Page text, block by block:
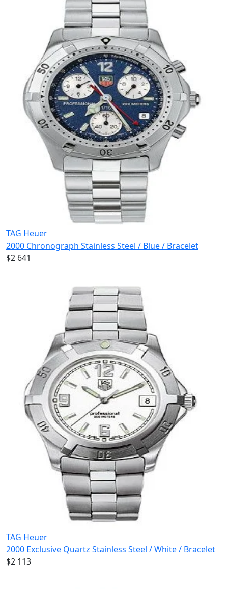
TAG Heuer
2000 Chronograph Stainless Steel / Blue / Bracelet
$2 641
TAG Heuer
2000 Exclusive Quartz Stainless Steel / White / Bracelet
$2 113